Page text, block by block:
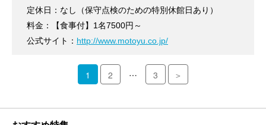
定休日：なし（保守点検のための特別休館日あり）
料金：【食事付】1名7500円～
公式サイト： http://www.motoyu.co.jp/
1 2 … 3 ＞